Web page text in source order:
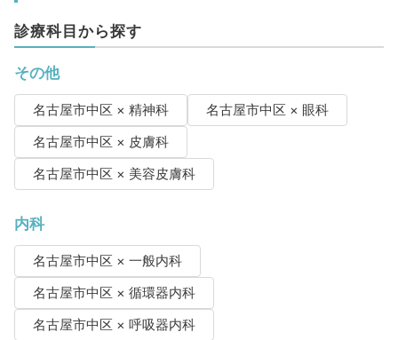
診療科目から探す
その他
名古屋市中区 × 精神科
名古屋市中区 × 眼科
名古屋市中区 × 皮膚科
名古屋市中区 × 美容皮膚科
内科
名古屋市中区 × 一般内科
名古屋市中区 × 循環器内科
名古屋市中区 × 呼吸器内科